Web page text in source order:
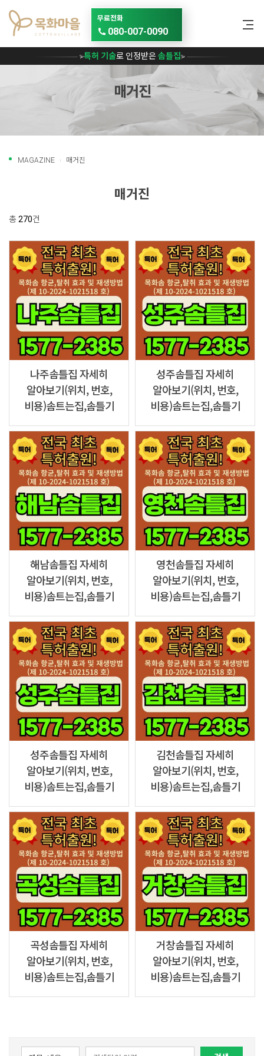
메뉴 건너뛰기
무료전화
080-007-0090
특허 기술로 인정받은솜틀집
매거진
MAGAZINE 매거진
매거진
총270건
나주솜틀집 자세히
알아보기(위치, 번호,
비용)솜트는집,솜틀기
성주솜틀집 자세히
알아보기(위치, 번호,
비용)솜트는집,솜틀기
해남솜틀집 자세히
알아보기(위치, 번호,
비용)솜트는집,솜틀기
영천솜틀집 자세히
알아보기(위치, 번호,
비용)솜트는집,솜틀기
성주솜틀집 자세히
알아보기(위치, 번호,
비용)솜트는집,솜틀기
김천솜틀집 자세히
알아보기(위치, 번호,
비용)솜트는집,솜틀기
곡성솜틀집 자세히
알아보기(위치, 번호,
비용)솜트는집,솜틀기
거창솜틀집 자세히
알아보기(위치, 번호,
비용)솜트는집,솜틀기